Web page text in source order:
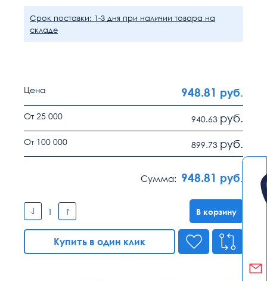
Срок поставки: 1-3 дня при наличии товара на
складе
Цена 948.81 руб.
От 25 000 940.63 руб.
От 100 000 899.73 руб.
Сумма: 948.81 руб.
В корзину
Купить в один клик